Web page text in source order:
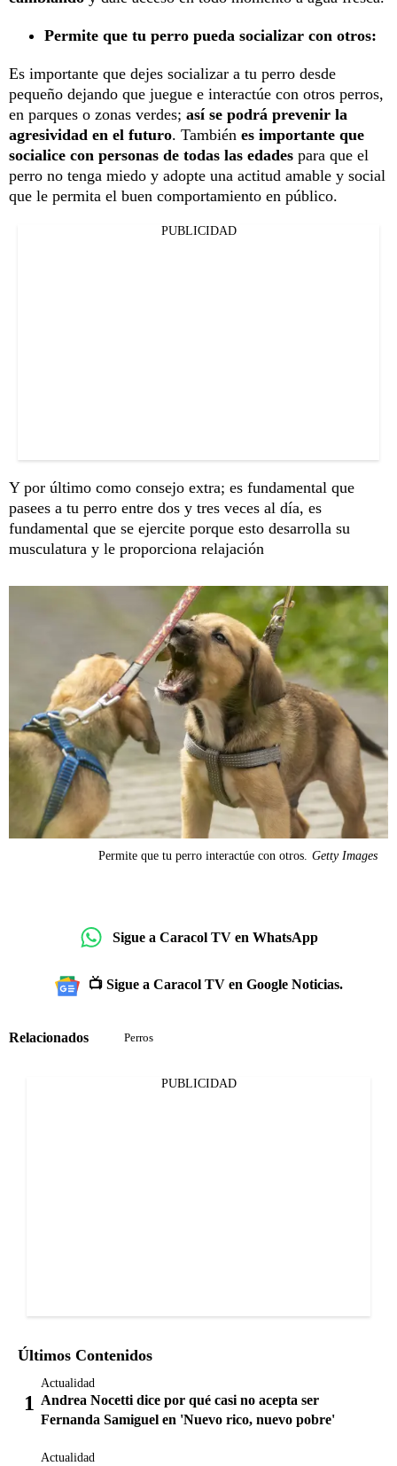
Permite que tu perro pueda socializar con otros:
Es importante que dejes socializar a tu perro desde
pequeño dejando que juegue e interactúe con otros perros,
en parques o zonas verdes; así se podrá prevenir la
agresividad en el futuro. También es importante que
socialice con personas de todas las edades para que el
perro no tenga miedo y adopte una actitud amable y social
que le permita el buen comportamiento en público.
PUBLICIDAD
Y por último como consejo extra; es fundamental que
pasees a tu perro entre dos y tres veces al día, es
fundamental que se ejercite porque esto desarrolla su
musculatura y le proporciona relajación
Permite que tu perro interactúe con otros. Getty Images
Sigue a Caracol TV en WhatsApp
📺 Sigue a Caracol TV en Google Noticias.
Relacionados Perros
PUBLICIDAD
Últimos Contenidos
Actualidad
Andrea Nocetti dice por qué casi no acepta ser
Fernanda Samiguel en 'Nuevo rico, nuevo pobre'
Actualidad